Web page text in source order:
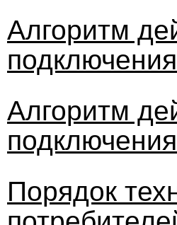
Алгоритм
Алгоритм
Порядок